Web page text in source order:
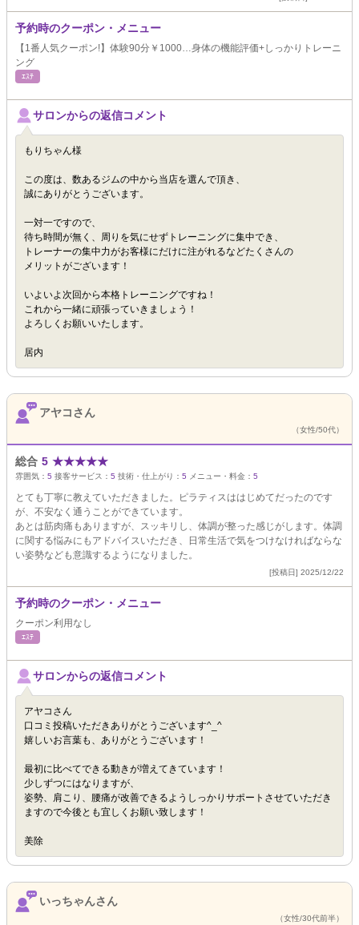
予約時のクーポン・メニュー
【1番人気クーポン!】体験90分￥1000…身体の機能評価+しっかりトレーニ
ング
ｴｽﾃ
サロンからの返信コメント
もりちゃん様
この度は、数あるジムの中から当店を選んで頂き、
誠にありがとうございます。
一対一ですので、
待ち時間が無く、周りを気にせずトレーニングに集中でき、
トレーナーの集中力がお客様にだけに注がれるなどたくさんの
メリットがございます！
いよいよ次回から本格トレーニングですね！
これから一緒に頑張っていきましょう！
よろしくお願いいたします。
居内
アヤコさん
（女性/50代）
総合 5 ★★★★★
雰囲気： 5 接客サービス： 5 技術・仕上がり： 5 メニュー・料金： 5
とても丁寧に教えていただきました。ピラティスははじめてだったのです
が、不安なく通うことができています。
あとは筋肉痛もありますが、スッキリし、体調が整った感じがします。体調
に関する悩みにもアドバイスいただき、日常生活で気をつけなければならな
い姿勢なども意識するようになりました。
[投稿日] 2025/12/22
予約時のクーポン・メニュー
クーポン利用なし
ｴｽﾃ
サロンからの返信コメント
アヤコさん
口コミ投稿いただきありがとうございます^_^
嬉しいお言葉も、ありがとうございます！
最初に比べてできる動きが増えてきています！
少しずつにはなりますが、
姿勢、肩こり、腰痛が改善できるようしっかりサポートさせていただき
ますので今後とも宜しくお願い致します！
美除
いっちゃんさん
（女性/30代前半）